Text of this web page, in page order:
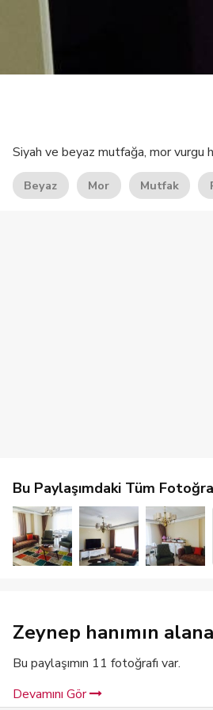
Siyah ve beyaz mutfağa, mor vurgu
Beyaz Mor Mutfak
Bu Paylaşımdaki Tüm
Zeynep hanımın
Bu paylaşımın 11 fotoğrafı var.
Devamını Gör